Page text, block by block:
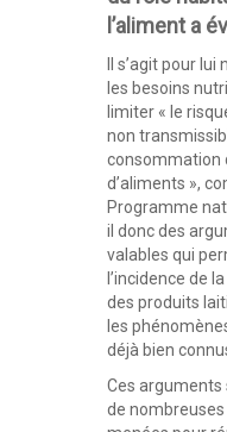
l’aliment a
Il s’agit pour
les besoins
limiter « le
non
consommation
d’aliments »,
Programme
il donc des
valables qui
l’incidence de
des produits
les
déjà bien
Ces
de